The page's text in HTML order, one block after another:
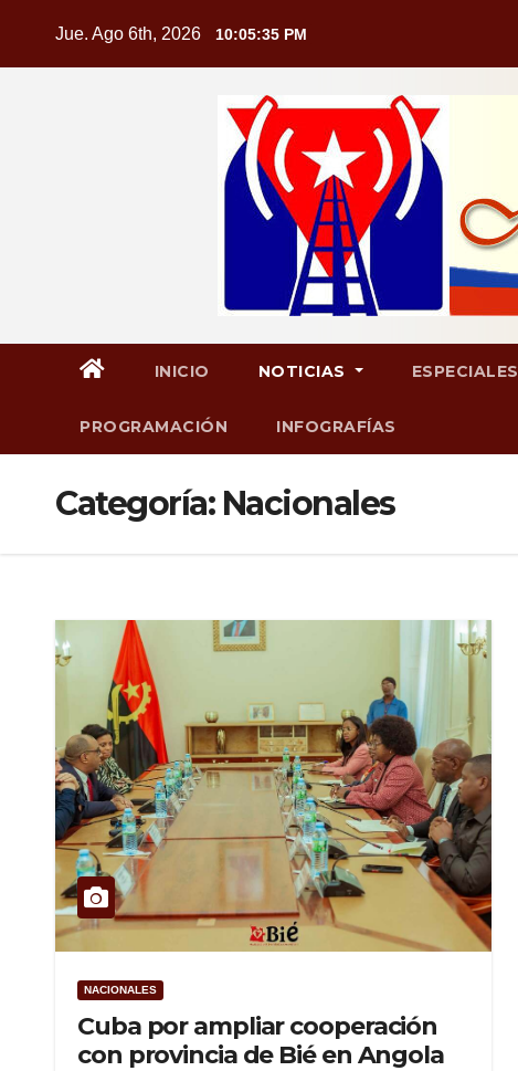
Jue. Ago 6th, 2026 10:05:37 PM
INICIO NOTICIAS ESPECIALES
PROGRAMACIÓN INFOGRAFÍAS
Categoría: Nacionales
NACIONALES
Cuba por ampliar cooperación
con provincia de Bié en Angola